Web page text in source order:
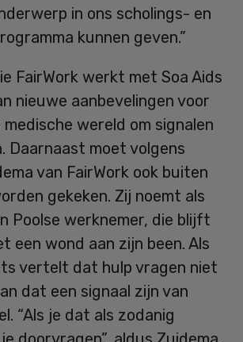
in ons scholings- en
kunnen geven.”
FairWork werkt met Soa Aids
nieuwe aanbevelingen voor
medische wereld om signalen
Daarnaast moet volgens
van FairWork ook buiten
gekeken. Zij noemt als
Poolse werknemer, die blijft
een wond aan zijn been. Als
vertelt dat hulp vragen niet
dat een signaal zijn van
“Als je dat als zodanig